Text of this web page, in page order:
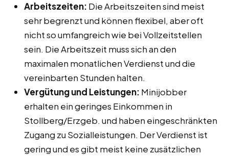
Arbeitszeiten: Die Arbeitszeiten sind meist
sehr begrenzt und können flexibel, aber oft
nicht so umfangreich wie bei Vollzeitstellen
sein. Die Arbeitszeit muss sich an den
maximalen monatlichen Verdienst und die
vereinbarten Stunden halten.
Vergütung und Leistungen: Minijobber
erhalten ein geringes Einkommen in
Stollberg/Erzgeb. und haben eingeschränkten
Zugang zu Sozialleistungen. Der Verdienst ist
gering und es gibt meist keine zusätzlichen